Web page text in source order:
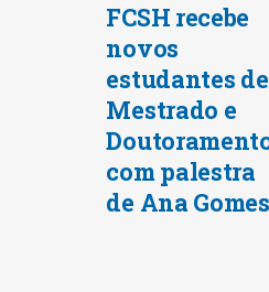
FCSH recebe
novos
estudantes de
Mestrado e
com palestra
de Ana Gomes